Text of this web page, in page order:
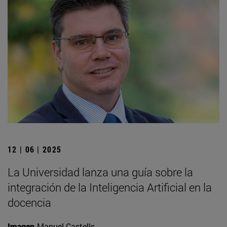
12 | 06 | 2025
La Universidad lanza una guía sobre la
integración de la Inteligencia Artificial en la
docencia